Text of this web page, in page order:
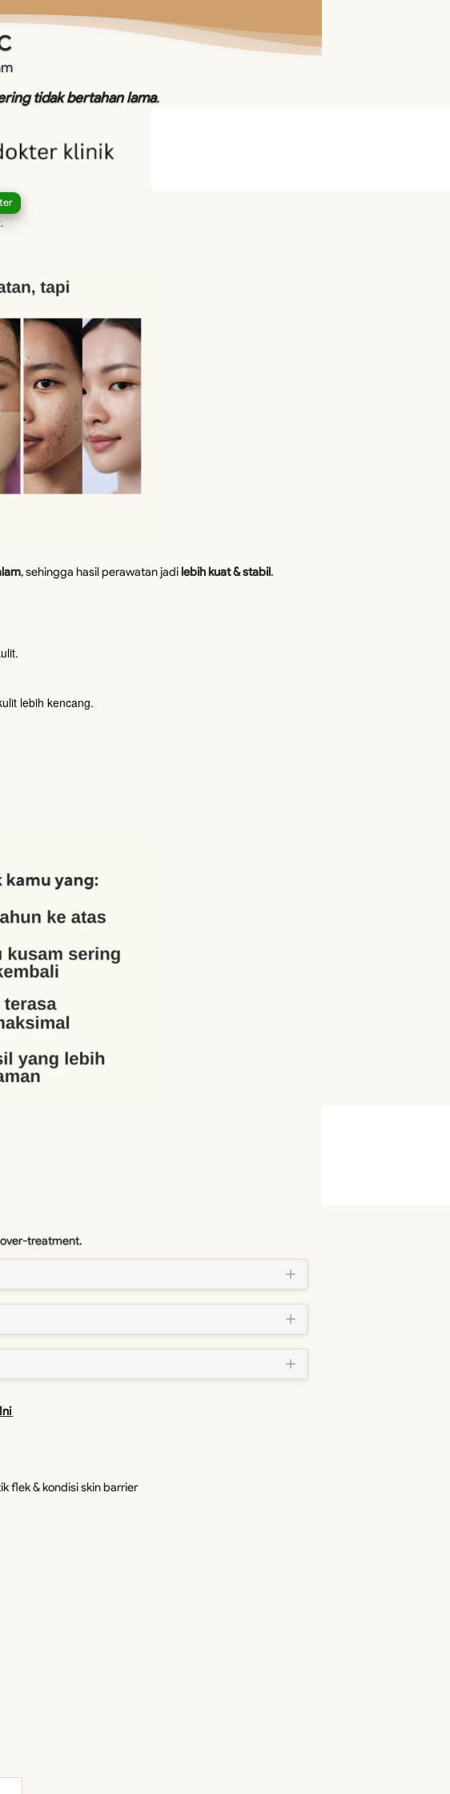
tidak bertahan lama.
, sehingga hasil perawatan jadi lebih kuat & stabil.
lebih kencang.
treatment.
flek & kondisi skin barrier